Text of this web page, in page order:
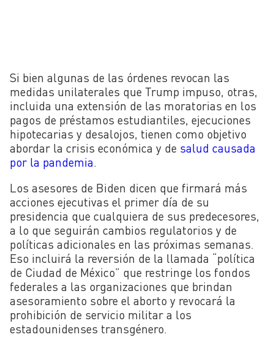
Si bien algunas de las órdenes revocan las
medidas unilaterales que Trump impuso, otras,
incluida una extensión de las moratorias en los
pagos de préstamos estudiantiles, ejecuciones
hipotecarias y desalojos, tienen como objetivo
abordar la crisis económica y de salud causada
por la pandemia.
Los asesores de Biden dicen que firmará más
acciones ejecutivas el primer día de su
presidencia que cualquiera de sus predecesores,
a lo que seguirán cambios regulatorios y de
políticas adicionales en las próximas semanas.
Eso incluirá la reversión de la llamada “política
de Ciudad de México” que restringe los fondos
federales a las organizaciones que brindan
asesoramiento sobre el aborto y revocará la
prohibición de servicio militar a los
estadounidenses transgénero.